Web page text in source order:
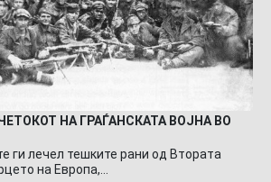
НА ГРАЃАНСКАТА ВОЈНА ВО
ги лечел тешките рани од Втората
на Европа,…